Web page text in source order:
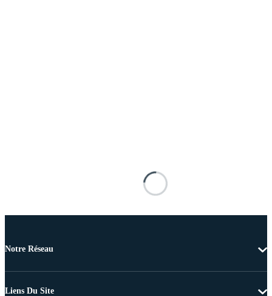
Notre Réseau
Liens Du Site